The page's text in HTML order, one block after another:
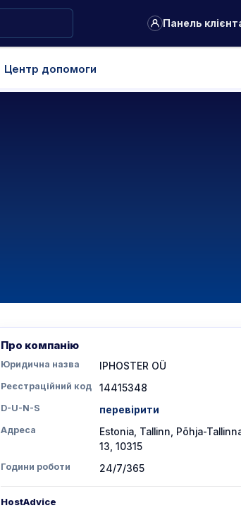
Панель
Центр допомоги
Про компанію
Юридична назва IPHOSTER OÜ
Реєстраційний код 14415348
D-U-N-S перевірити
Адреса
Estonia, Tallinn, Põhja-
13, 10315
Години роботи 24/7/365
HostAdvice